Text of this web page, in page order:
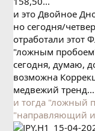
и это Двойное
но сегодня/
отработали этот
"ложным
сегодня, думаю,
возможна
медвежий тренд...
и тогда "ложный
"направляющий